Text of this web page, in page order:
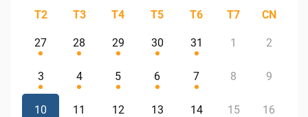
T2 T3 T4 T5 T6 T7 CN
27 28 29 30 31 1 2
3 4 5 6 7 8 9
10 11 12 13 14 15 16